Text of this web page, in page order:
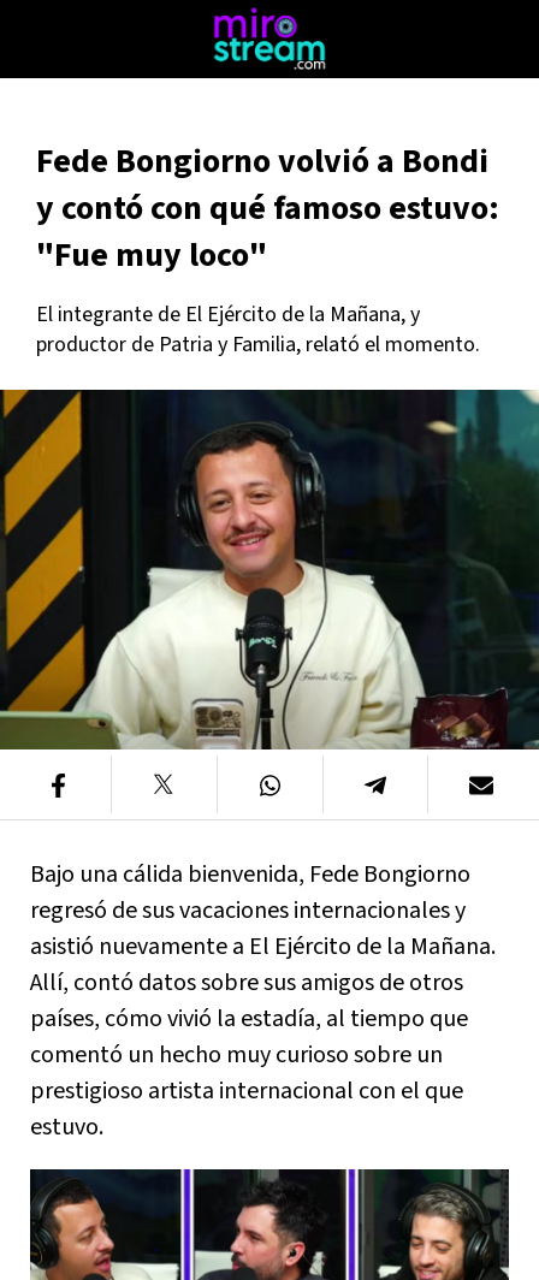
Fede Bongiorno volvió a Bondi
y contó con qué famoso estuvo:
"Fue muy loco"
El integrante de El Ejército de la Mañana, y
productor de Patria y Familia, relató el momento.
Bajo una cálida bienvenida, Fede Bongiorno
regresó de sus vacaciones internacionales y
asistió nuevamente a El Ejército de la Mañana.
Allí, contó datos sobre sus amigos de otros
países, cómo vivió la estadía, al tiempo que
comentó un hecho muy curioso sobre un
prestigioso artista internacional con el que
estuvo.